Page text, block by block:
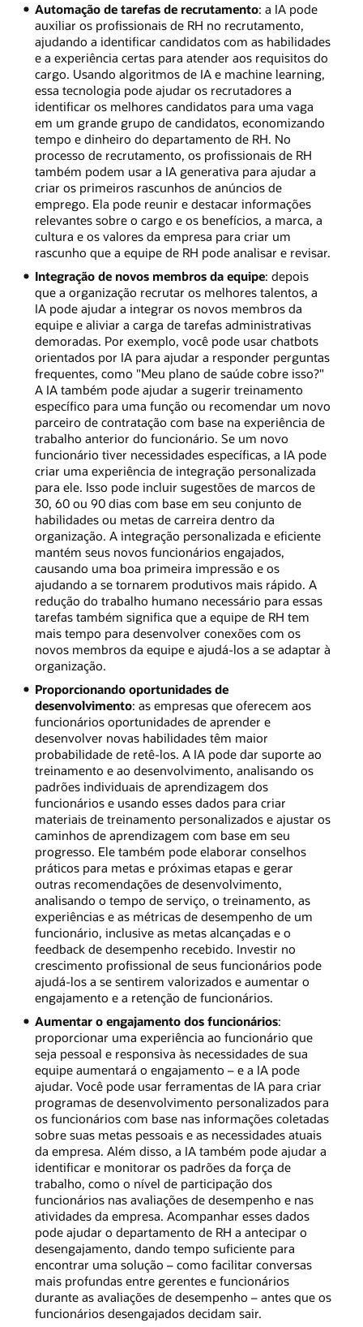
Automação de tarefas de recrutamento: a IA pode
auxiliar os profissionais de RH no recrutamento,
ajudando a identificar candidatos com as habilidades
e a experiência certas para atender aos requisitos do
cargo. Usando algoritmos de IA e machine learning,
essa tecnologia pode ajudar os recrutadores a
identificar os melhores candidatos para uma vaga
em um grande grupo de candidatos, economizando
tempo e dinheiro do departamento de RH. No
processo de recrutamento, os profissionais de RH
também podem usar a IA generativa para ajudar a
criar os primeiros rascunhos de anúncios de
emprego. Ela pode reunir e destacar informações
relevantes sobre o cargo e os benefícios, a marca, a
cultura e os valores da empresa para criar um
rascunho que a equipe de RH pode analisar e revisar.
Integração de novos membros da equipe: depois
que a organização recrutar os melhores talentos, a
IA pode ajudar a integrar os novos membros da
equipe e aliviar a carga de tarefas administrativas
demoradas. Por exemplo, você pode usar chatbots
orientados por IA para ajudar a responder perguntas
frequentes, como "Meu plano de saúde cobre isso?"
A IA também pode ajudar a sugerir treinamento
específico para uma função ou recomendar um novo
parceiro de contratação com base na experiência de
trabalho anterior do funcionário. Se um novo
funcionário tiver necessidades específicas, a IA pode
criar uma experiência de integração personalizada
para ele. Isso pode incluir sugestões de marcos de
30, 60 ou 90 dias com base em seu conjunto de
habilidades ou metas de carreira dentro da
organização. A integração personalizada e eficiente
mantém seus novos funcionários engajados,
causando uma boa primeira impressão e os
ajudando a se tornarem produtivos mais rápido. A
redução do trabalho humano necessário para essas
tarefas também significa que a equipe de RH tem
mais tempo para desenvolver conexões com os
novos membros da equipe e ajudá-los a se adaptar à
organização.
Proporcionando oportunidades de
desenvolvimento: as empresas que oferecem aos
funcionários oportunidades de aprender e
desenvolver novas habilidades têm maior
probabilidade de retê-los. A IA pode dar suporte ao
treinamento e ao desenvolvimento, analisando os
padrões individuais de aprendizagem dos
funcionários e usando esses dados para criar
materiais de treinamento personalizados e ajustar os
caminhos de aprendizagem com base em seu
progresso. Ele também pode elaborar conselhos
práticos para metas e próximas etapas e gerar
outras recomendações de desenvolvimento,
analisando o tempo de serviço, o treinamento, as
experiências e as métricas de desempenho de um
funcionário, inclusive as metas alcançadas e o
feedback de desempenho recebido. Investir no
crescimento profissional de seus funcionários pode
ajudá-los a se sentirem valorizados e aumentar o
engajamento e a retenção de funcionários.
Aumentar o engajamento dos funcionários:
proporcionar uma experiência ao funcionário que
seja pessoal e responsiva às necessidades de sua
equipe aumentará o engajamento – e a IA pode
ajudar. Você pode usar ferramentas de IA para criar
programas de desenvolvimento personalizados para
os funcionários com base nas informações coletadas
sobre suas metas pessoais e as necessidades atuais
da empresa. Além disso, a IA também pode ajudar a
identificar e monitorar os padrões da força de
trabalho, como o nível de participação dos
funcionários nas avaliações de desempenho e nas
atividades da empresa. Acompanhar esses dados
pode ajudar o departamento de RH a antecipar o
desengajamento, dando tempo suficiente para
encontrar uma solução – como facilitar conversas
mais profundas entre gerentes e funcionários
durante as avaliações de desempenho – antes que os
funcionários desengajados decidam sair.